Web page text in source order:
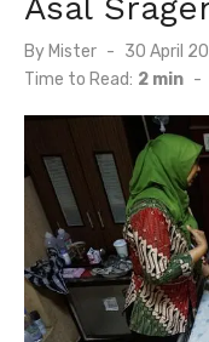
By Mister
Posted
on
30 April
Time to Read: 2 min -